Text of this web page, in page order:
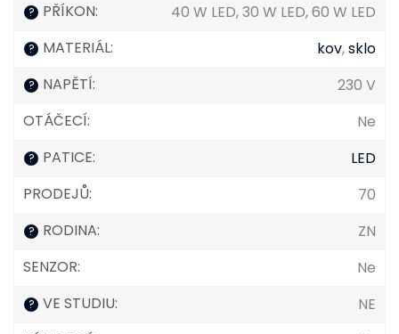
? PŘÍKON: 40 W LED, 30 W LED, 60 W LED
? MATERIÁL: kov,sklo
? NAPĚTÍ:
230 V
OTÁČECÍ: Ne
? PATICE:
LED
PRODEJŮ: 70
? RODINA:
ZN
SENZOR: Ne
? VE STUDIU:
NE